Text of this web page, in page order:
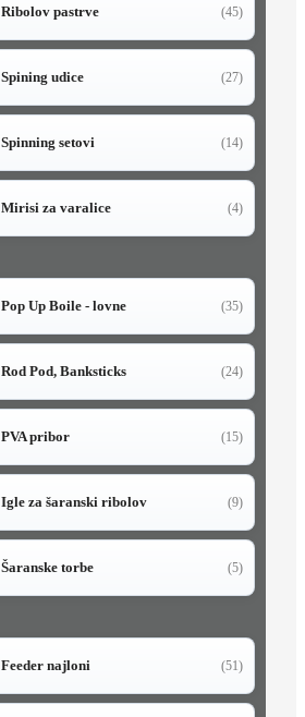
Ribolov pastrve (45)
Spining udice (27)
Spinning setovi (14)
Mirisi za varalice (4)
Pop Up Boile - lovne (35)
Rod Pod, Banksticks (24)
PVA pribor (15)
Igle za šaranski ribolov (9)
Šaranske torbe (5)
Feeder najloni (51)